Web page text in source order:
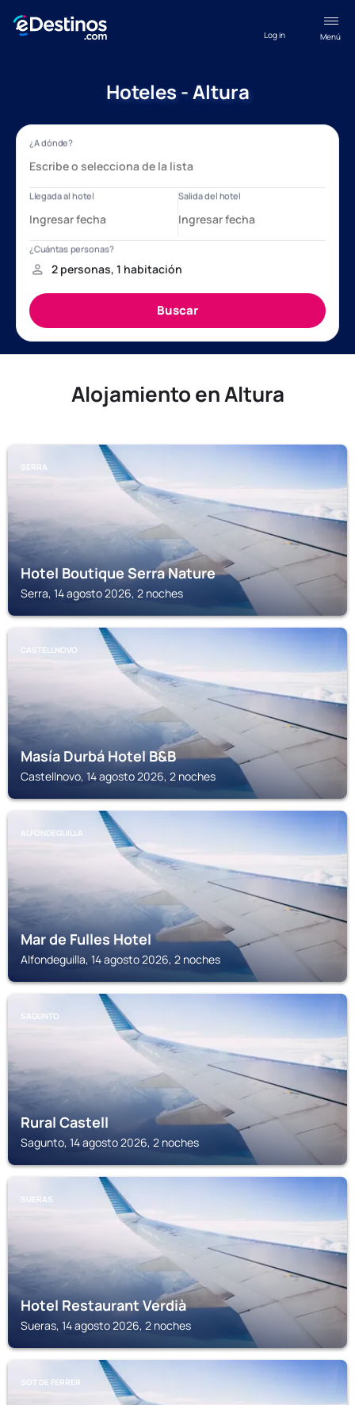
Menú
Log in
Hoteles - Altura
Alojamiento en Altura
SERRA
Hotel Boutique Serra Nature
Serra, 14 agosto 2026, 2 noches
CASTELLNOVO
Masía Durbá Hotel B&B
Castellnovo, 14 agosto 2026, 2 noches
ALFONDEGUILLA
Mar de Fulles Hotel
Alfondeguilla, 14 agosto 2026, 2 noches
SAGUNTO
Rural Castell
Sagunto, 14 agosto 2026, 2 noches
SUERAS
Hotel Restaurant Verdià
Sueras, 14 agosto 2026, 2 noches
SOT DE FERRER